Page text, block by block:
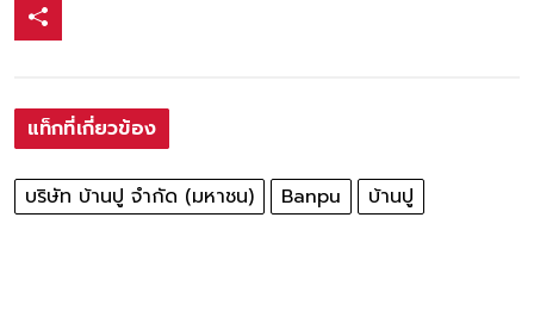
แท็กที่เกี่ยวข้อง
บริษัท บ้านปู จำกัด (มหาชน) Banpu บ้านปู